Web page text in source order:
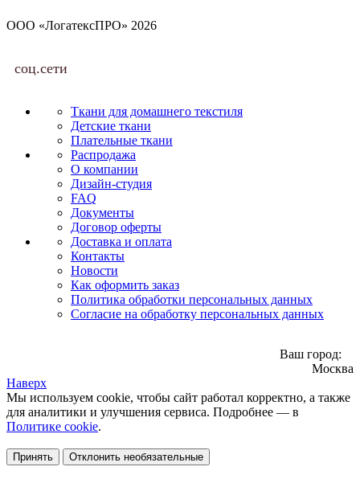
ООО «ЛогатексПРО» 2026
соц.сети
Ткани для домашнего текстиля
Детские ткани
Плательные ткани
Распродажа
О компании
Дизайн-студия
FAQ
Документы
Договор оферты
Доставка и оплата
Контакты
Новости
Как оформить заказ
Политика обработки персональных данных
Согласие на обработку персональных данных
Ваш город:
Москва
Наверх
Мы используем cookie, чтобы сайт работал корректно, а также
для аналитики и улучшения сервиса. Подробнее — в
Политике cookie.
Принять Отклонить необязательные